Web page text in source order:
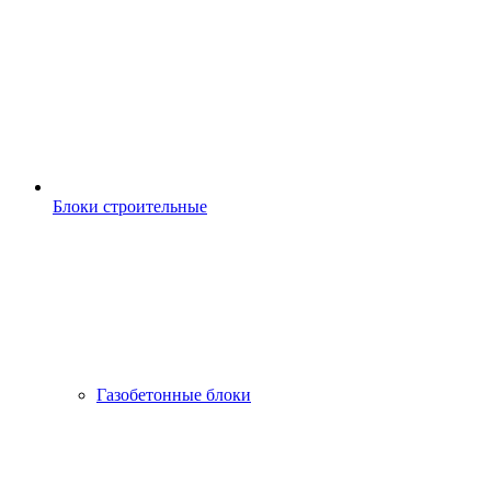
Блоки строительные
Газобетонные блоки